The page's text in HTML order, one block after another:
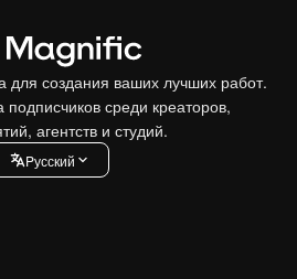
для создания ваших лучших работ.
среди креаторов,
агентств и студий.
Pусский